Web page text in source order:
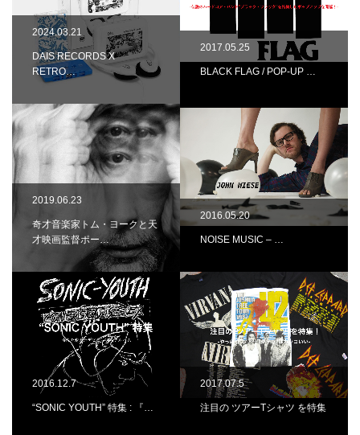
2024.03.21
DAIS RECORDS X
RETRO…
2017.05.25
BLACK FLAG / POP-UP …
2019.06.23
奇才音楽家トム・ヨークと天
才映画監督ポー…
2016.05.20
NOISE MUSIC – …
2016.12.7
“SONIC YOUTH” 特集 : 『…
2017.07.5
注目の ツアーTシャツ を特集